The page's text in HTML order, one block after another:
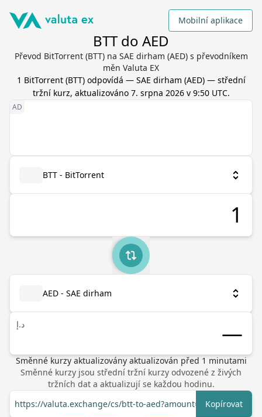
Mobilní aplikace
BTT do AED
Převod BitTorrent (BTT) na SAE dirham (AED) s převodníkem
měn Valuta EX
1 BitTorrent(BTT) odpovídá — SAE dirham (AED) — střední
tržní kurz, aktualizováno 7. srpna 2026 v 9:50 UTC.
BTT - BitTorrent
AED - SAE dirham
د.إ
Směnné kurzy aktualizovány aktualizován před 1 minutami
Směnné kurzy jsou střední tržní kurzy odvozené z živých
tržních dat a aktualizují se každou hodinu.
https://valuta.exchange/cs/btt-to-aed?amount=1
Kopírovat